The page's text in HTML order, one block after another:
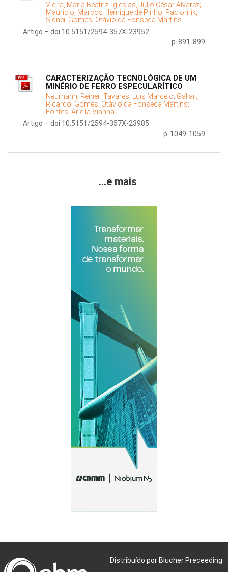
Vieira, Maria Beatriz; Iglesias, Julio César Álvarez;
Mauricio, Marcos Henrique de Pinho; Paciornik,
Sidnei; Gomes, Otávio da Fonseca Martins
Artigo – doi 10.5151/2594-357X-23952
p-891-899
CARACTERIZAÇÃO TECNOLÓGICA DE UM
MINÉRIO DE FERRO ESPECULARÍTICO
Neumann, Reiner; Tavares, Luís Marcelo; Gallart,
Ricardo; Gomes, Otávio da Fonseca Martins;
Fontes, Ariella Vianna
Artigo – doi 10.5151/2594-357X-23985
p-1049-1059
...e mais
Distribuído por Blucher Preceeding